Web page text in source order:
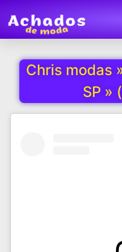
Chris modas
SP »